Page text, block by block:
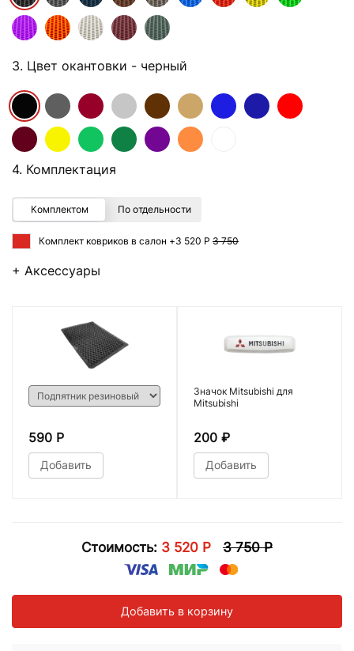
3. Цвет окантовки - черный
4. Комплектация
Комплектом По отдельности
Комплект ковриков в салон +3 520 Р 3 750
+ Аксессуары
590 Р
Добавить
Значок Mitsubishi для
Mitsubishi
200 ₽
Добавить
Стоимость: 3 520 Р 3 750 Р
Добавить в корзину